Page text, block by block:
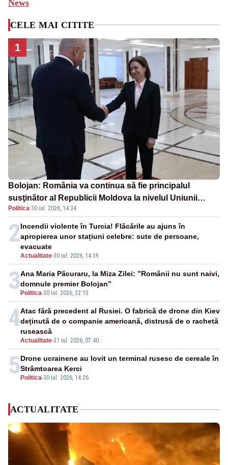
News
CELE MAI CITITE
1
Bolojan: România va continua să fie principalul
susţinător al Republicii Moldova la nivelul Uniunii
Europene
Politica·30 iul. 2026, 14:34
2
Actualitate-30 iul. 2026, 14:39
Incendii violente în Turcia! Flăcările au ajuns în
apropierea unor stațiuni celebre: sute de persoane,
evacuate
3 Politica-30 iul. 2026, 22:15
Ana Maria Păcuraru, la Miza Zilei: ”Românii nu sunt naivi,
domnule premier Bolojan”
4
Actualitate-31 iul. 2026, 07:40
Atac fără precedent al Rusiei. O fabrică de drone din Kiev
deținută de o companie americană, distrusă de o rachetă
rusească
5 Politica-30 iul. 2026, 14:26
Drone ucrainene au lovit un terminal rusesc de cereale în
Strâmtoarea Kerci
ACTUALITATE